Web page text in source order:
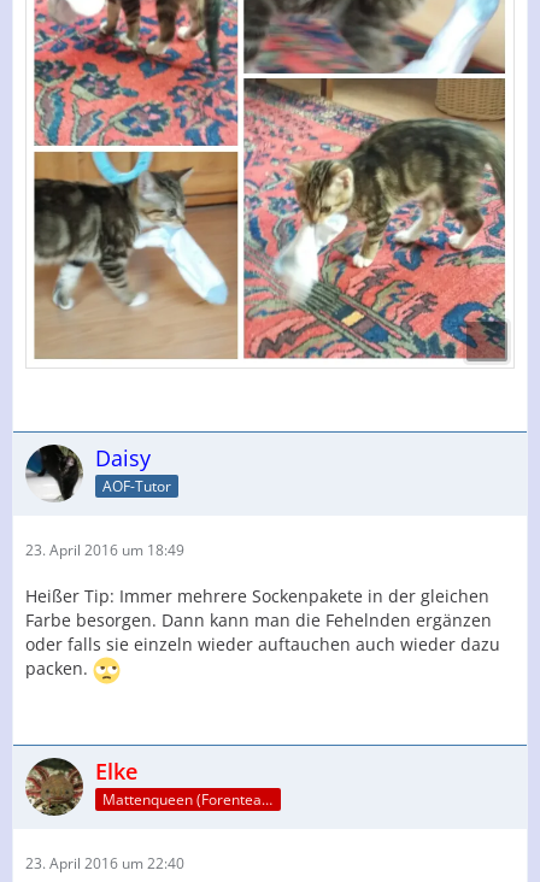
Daisy
AOF-Tutor
23. April 2016 um 18:49
Heißer Tip: Immer mehrere Sockenpakete in der gleichen
Farbe besorgen. Dann kann man die Fehelnden ergänzen
oder falls sie einzeln wieder auftauchen auch wieder dazu
packen.
Elke
Mattenqueen (Forenteam)
23. April 2016 um 22:40